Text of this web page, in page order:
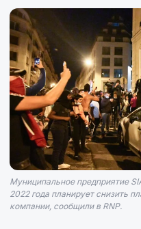
Муниципальное предприятие
2022 года планирует снизить
компании, сообщили в RNP.